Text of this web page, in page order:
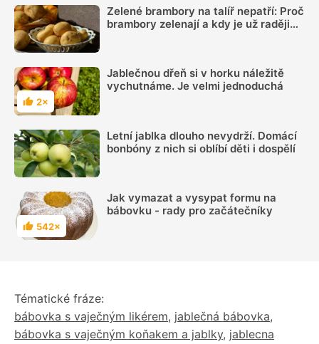
Zelené brambory na talíř nepatří: Proč
brambory zelenají a kdy je už raději
Hodnocení
2×
Jablečnou dřeň si v horku náležitě
vychutnáme. Je velmi jednoduchá
Letní jablka dlouho nevydrží. Domácí
bonbóny z nich si oblíbí děti i dospělí
Hodnocení
542×
Jak vymazat a vysypat formu na
bábovku - rady pro začátečníky
Tématické fráze:
bábovka s vaječným likérem, jablečná bábovka,
bábovka s vaječným koňakem a jablky, jablecna